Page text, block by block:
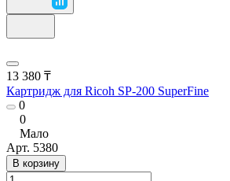
13 380 ₸
Картридж для Ricoh SP-200 SuperFine
0
0
Мало
Арт. 5380
В корзину